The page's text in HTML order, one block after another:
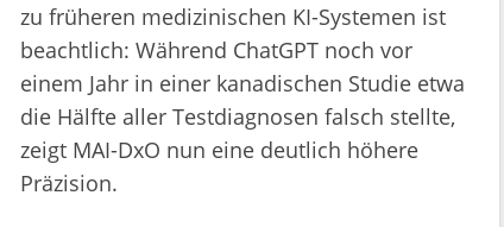
zu früheren medizinischen KI-Systemen ist
beachtlich: Während ChatGPT noch vor
einem Jahr in einer kanadischen Studie etwa
die Hälfte aller Testdiagnosen falsch stellte,
zeigt MAI-DxO nun eine deutlich höhere
Präzision.